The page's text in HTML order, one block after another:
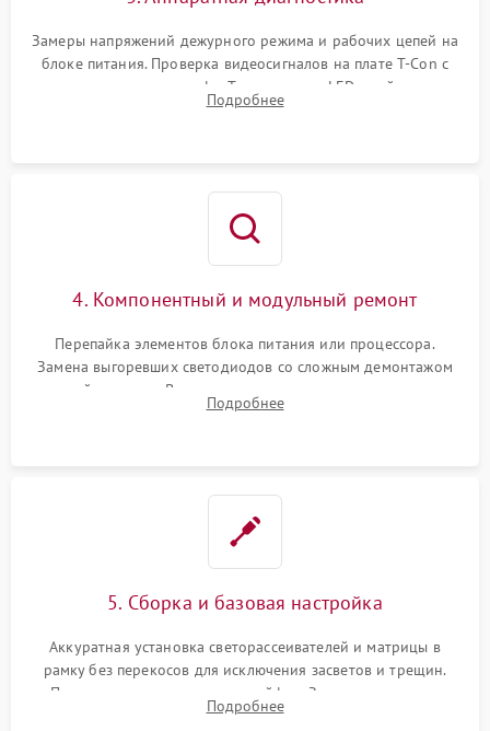
Замеры напряжений дежурного режима и рабочих цепей на
блоке питания. Проверка видеосигналов на плате T-Con с
помощью осциллографа. Тестирование LED-драйвера и
светодиодных планок подсветки мультиметром.
Подробнее
4. Компонентный и модульный ремонт
Перепайка элементов блока питания или процессора.
Замена выгоревших светодиодов со сложным демонтажом
хрупкой матрицы. Восстановление поврежденных дорожек,
прошивка микросхем памяти EEPROM
Подробнее
5. Сборка и базовая настройка
Аккуратная установка светорассеивателей и матрицы в
рамку без перекосов для исключения засветов и трещин.
Подключение внутренних шлейфов. Закрытие корпуса.
Сброс настроек и обновление программного обеспечения.
Подробнее